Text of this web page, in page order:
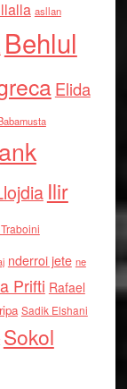
asllan
Behlul
Elida
Ilir
nderroi jete ne
Prifti Rafael
Sadik Elshani
Sokol